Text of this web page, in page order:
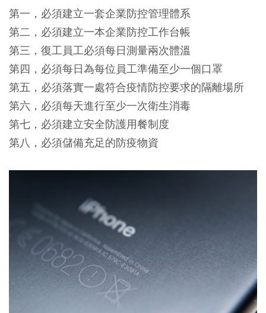
第一，必須建立一套企業防控管理體系
第二，必須建立一本企業防控工作台帳
第三，復工員工必須每日測量兩次體溫
第四，必須每日為每位員工準備至少一個口罩
第五，必須落實一處符合疫情防控要求的隔離場所
第六，必須每天進行至少一次衛生消毒
第七，必須建立安全防護用餐制度
第八，必須儲備充足的防疫物資